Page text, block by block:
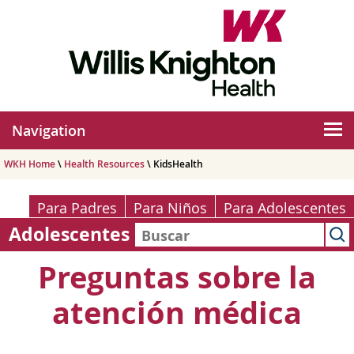
Navigation
WKH Home\ Health Resources\ KidsHealth
Para Padres Para Niños Para Adolescentes
Adolescentes
Preguntas sobre la
atención médica